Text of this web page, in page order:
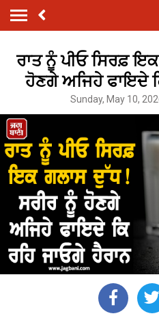
ਰਾਤ ਨੂੰ ਪੀਓ ਸਿਰਫ਼
ਹੋਣਗੇ ਅਜਿਹੇ ਫਾਇਦੇ
Sunday, May 10,